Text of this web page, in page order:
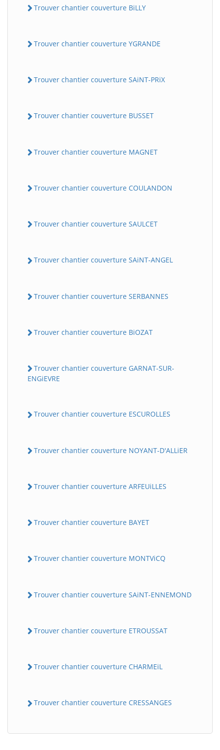
Trouver chantier couverture BiLLY
Trouver chantier couverture YGRANDE
Trouver chantier couverture SAiNT-PRiX
Trouver chantier couverture BUSSET
Trouver chantier couverture MAGNET
Trouver chantier couverture COULANDON
Trouver chantier couverture SAULCET
Trouver chantier couverture SAiNT-ANGEL
Trouver chantier couverture SERBANNES
Trouver chantier couverture BiOZAT
Trouver chantier couverture GARNAT-SUR-
ENGiEVRE
Trouver chantier couverture ESCUROLLES
Trouver chantier couverture NOYANT-D'ALLiER
Trouver chantier couverture ARFEUiLLES
Trouver chantier couverture BAYET
Trouver chantier couverture MONTViCQ
Trouver chantier couverture SAiNT-ENNEMOND
Trouver chantier couverture ETROUSSAT
Trouver chantier couverture CHARMEiL
Trouver chantier couverture CRESSANGES